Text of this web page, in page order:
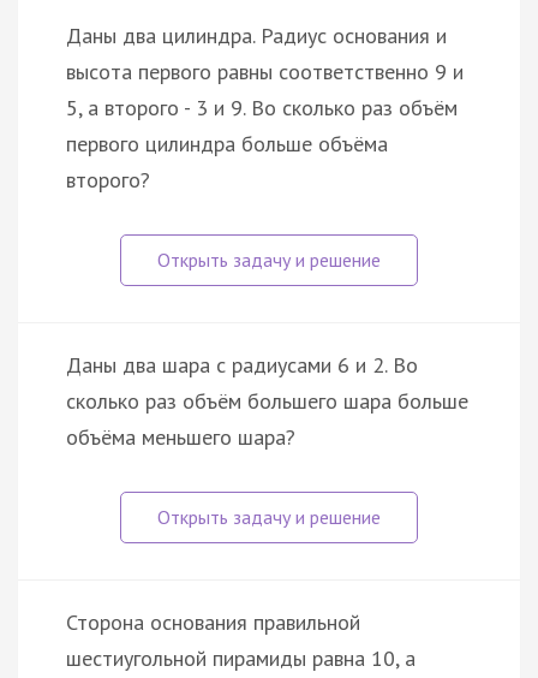
Даны два цилиндра. Радиус основания и
высота первого равны соответственно 9 и
5, а второго - 3 и 9. Во сколько раз объём
первого цилиндра больше объёма
второго?
Даны два шара с радиусами 6 и 2. Во
сколько раз объём большего шара больше
объёма меньшего шара?
Сторона основания правильной
шестиугольной пирамиды равна 10, а